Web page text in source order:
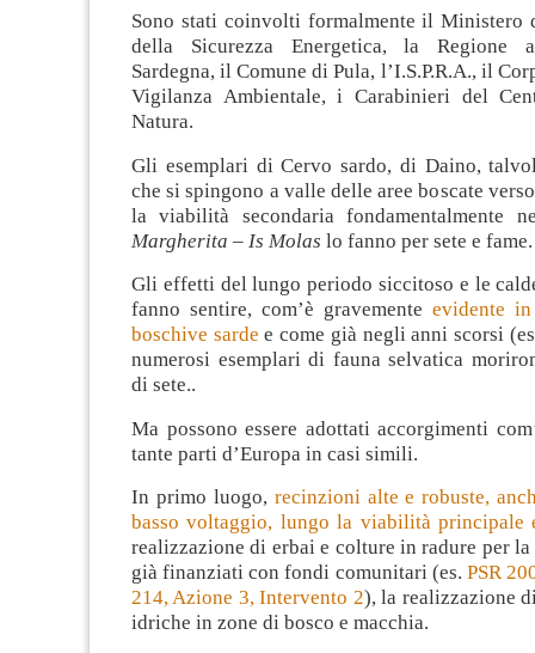
Sono stati coinvolti formalmente il Ministero
della Sicurezza Energetica, la Regione
Sardegna, il Comune di Pula, l’I.S.P.R.A., il
Vigilanza Ambientale, i Carabinieri del
Natura.
Gli esemplari di Cervo sardo, di Daino,
che si spingono a valle delle aree boscate
la viabilità secondaria fondamentalmente
Margherita – Is Molas lo fanno per sete e fame.
Gli effetti del lungo periodo siccitoso e le
fanno sentire, com’è gravemente evidente in
boschive sarde e come già negli anni scorsi
numerosi esemplari di fauna selvatica
di sete..
Ma possono essere adottati accorgimenti
tante parti d’Europa in casi simili.
In primo luogo, recinzioni alte e robuste,
basso voltaggio, lungo la viabilità principale
realizzazione di erbai e colture in radure per
già finanziati con fondi comunitari (es. PSR
214, Azione 3, Intervento 2), la realizzazione
idriche in zone di bosco e macchia.